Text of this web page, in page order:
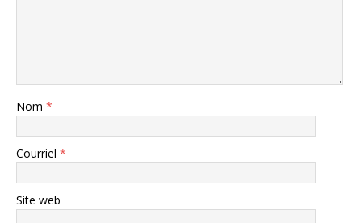
Nom *
Courriel *
Site web